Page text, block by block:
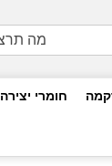
חומרי יצירה